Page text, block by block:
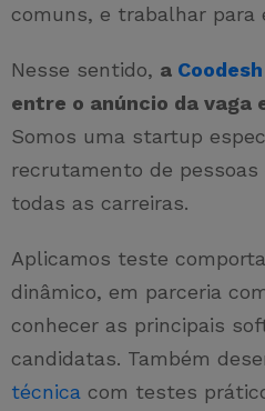
comuns, e trabalhar para
Nesse sentido, a Coodesh
entre o anúncio da vaga
Somos uma startup
recrutamento de pessoas
todas as carreiras.
Aplicamos teste
dinâmico, em parceria
conhecer as principais
candidatas. Também
técnica com testes